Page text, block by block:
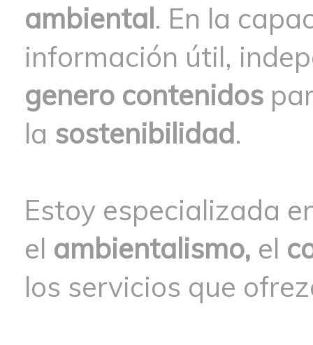
ambiental. En la
información útil,
genero contenidos
la sostenibilidad.
Estoy especializada
el ambientalismo, el
los servicios que